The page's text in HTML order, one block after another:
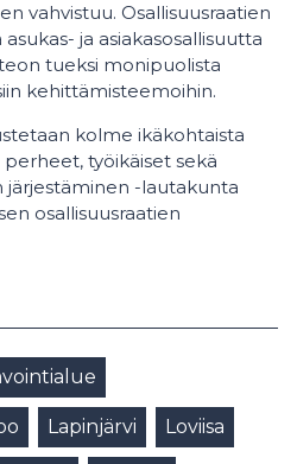
vahvistuu. Osallisuusraatien
ja asiakasosallisuutta
tueksi monipuolista
kehittämisteemoihin.
kolme ikäkohtaista
perheet, työikäiset sekä
järjestäminen -lautakunta
osallisuusraatien
Lapinjärvi Loviisa